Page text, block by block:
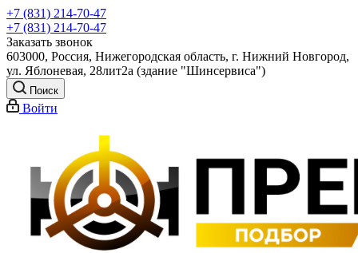
+7 (831) 214-70-47
+7 (831) 214-70-47
Заказать звонок
603000, Россия, Нижегородская область, г. Нижний Новгород,
ул. Яблоневая, 28лит2а (здание "Шинсервиса")
Поиск
Войти